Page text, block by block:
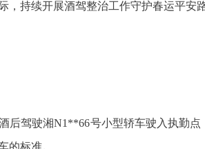
持续开展酒驾整治工作守护春运平安路
后驾驶湘N1**66号小型轿车驶入执勤
的标准。